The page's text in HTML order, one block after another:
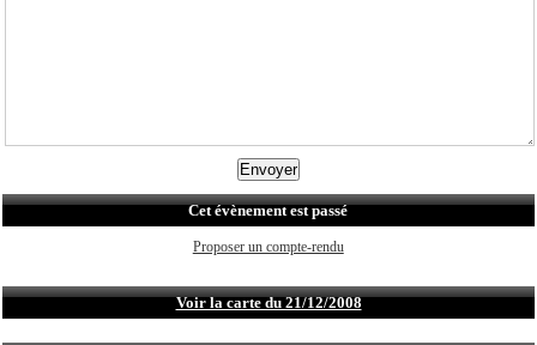
Cet évènement est passé
Proposer un compte-rendu
Voir la carte du 21/12/2008